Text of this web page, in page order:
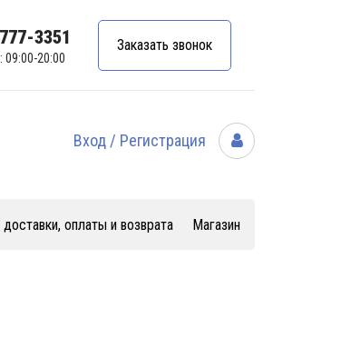
3351
20:00
Заказать звонок
Вход / Регистрация
оплаты и возврата Магазин